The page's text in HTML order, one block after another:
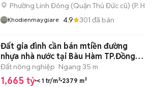
Phường Linh Đông (Quận Thủ Đức cũ) (P.
Khodienmaygiare 4.9 301 đã bán
Đất gia đình cần bán mtiền đường
nhựa nhà nước tại Bàu Hàm TP.Đồng
Nai
Đất nông nghiệp Ngang 35 m
1,665 tỷ < 1 tr/m² 2379 m²